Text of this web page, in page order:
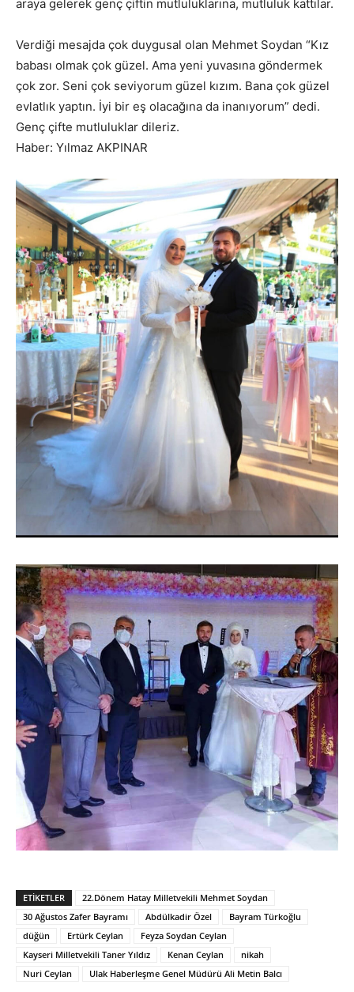
araya gelerek genç çiftin mutluluklarına, mutluluk kattılar.
Verdiği mesajda çok duygusal olan Mehmet Soydan “Kız
babası olmak çok güzel. Ama yeni yuvasına göndermek
çok zor. Seni çok seviyorum güzel kızım. Bana çok güzel
evlatlık yaptın. İyi bir eş olacağına da inanıyorum” dedi.
Genç çifte mutluluklar dileriz.
Haber: Yılmaz AKPINAR
ETIKETLER
22.Dönem Hatay Milletvekili Mehmet Soydan
30 Ağustos Zafer Bayramı
Abdülkadir Özel
Bayram Türkoğlu
düğün
Ertürk Ceylan
Feyza Soydan Ceylan
Kayseri Milletvekili Taner Yıldız
Kenan Ceylan
nikah
Nuri Ceylan
Ulak Haberleşme Genel Müdürü Ali Metin Balcı